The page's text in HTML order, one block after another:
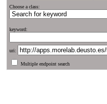
Choose a class:
keyword:
uri:
Multiple endpoint search